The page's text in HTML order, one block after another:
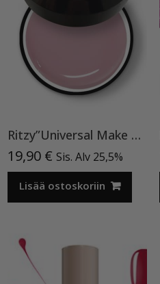
Ritzy”Universal Make Up”15ml, rakennegeeli TPO vapaa
19,90 € Sis. Alv 25,5%
Lisää ostoskoriin